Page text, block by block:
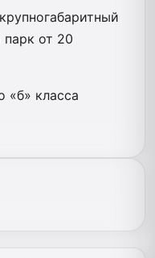
от 20
«б» класса